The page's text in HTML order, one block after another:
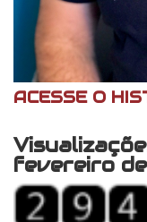
ACESSE O
fevereiro